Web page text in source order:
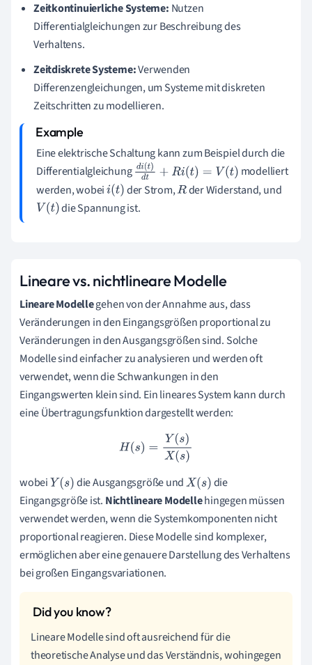
Zeitkontinuierliche Systeme: Nutzen
Differentialgleichungen zur Beschreibung des
Verhaltens.
Zeitdiskrete Systeme:Verwenden
Differenzengleichungen, um Systeme mit diskreten
Zeitschritten zu modellieren.
Eine elektrische Schaltung kann zum Beispiel durch die
Differentialgleichungdi(t)d t+Ri(t)=V( t)
modelliert
werden, wobeii(t) der Strom,R der Widerstand, und
V(t) die Spannung ist.
Lineare vs. nichtlineare Modelle
Lineare Modellegehen von der Annahme aus, dass
Veränderungen in den Eingangsgrößen proportional zu
Veränderungen in den Ausgangsgrößen sind. Solche
Modelle sind einfacher zu analysieren und werden oft
verwendet, wenn die Schwankungen in den
Eingangswerten klein sind. Ein lineares System kann durch
eine Übertragungsfunktion dargestellt werden:
H(s) =Y( )X (s)
wobei Y(s) die Ausgangsgröße undX(s)
die
Eingangsgröße ist. Nichtlineare Modellehingegen müssen
verwendet werden, wenn die Systemkomponenten nicht
proportional reagieren. Diese Modelle sind komplexer,
ermöglichen aber eine genauere Darstellung des Verhaltens
bei großen Eingangsvariationen.
Lineare Modelle sind oft ausreichend für die
theoretische Analyse und das Verständnis, wohingegen